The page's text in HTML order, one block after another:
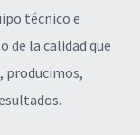
técnico e
de la calidad que
producimos,